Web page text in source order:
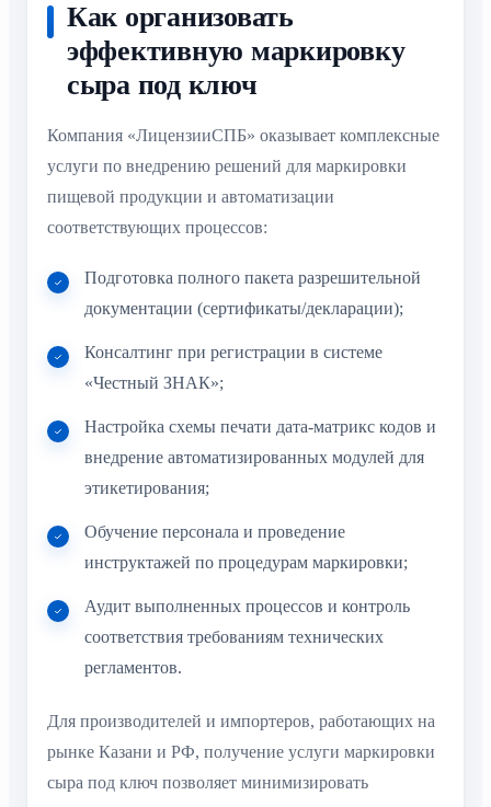
Как организовать
эффективную маркировку
сыра под ключ
Компания «ЛицензииСПБ» оказывает комплексные
услуги по внедрению решений для маркировки
пищевой продукции и автоматизации
соответствующих процессов:
Подготовка полного пакета разрешительной
документации (сертификаты/декларации);
Консалтинг при регистрации в системе
«Честный ЗНАК»;
Настройка схемы печати дата-матрикс кодов и
внедрение автоматизированных модулей для
этикетирования;
Обучение персонала и проведение
инструктажей по процедурам маркировки;
Аудит выполненных процессов и контроль
соответствия требованиям технических
регламентов.
Для производителей и импортеров, работающих на
рынке Казани и РФ, получение услуги маркировки
сыра под ключ позволяет минимизировать